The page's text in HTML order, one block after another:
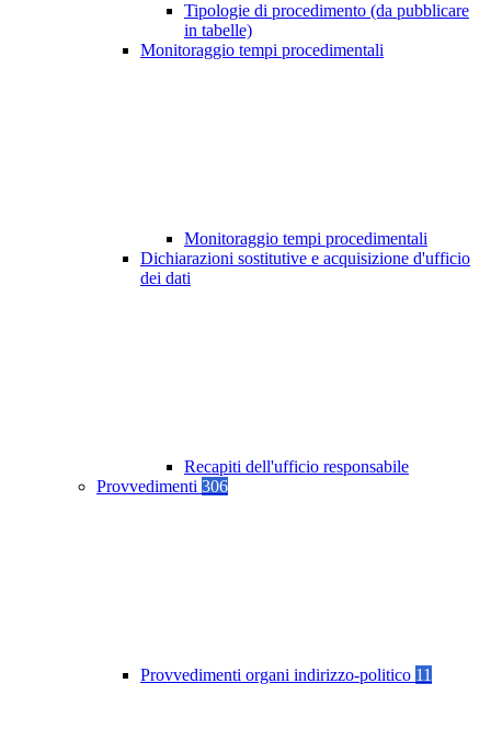
Tipologie di procedimento (da pubblicare
in tabelle)
Monitoraggio tempi procedimentali
Monitoraggio tempi procedimentali
Dichiarazioni sostitutive e acquisizione d'ufficio
dei dati
Recapiti dell'ufficio responsabile
Provvedimenti 306
Provvedimenti organi indirizzo-politico 11